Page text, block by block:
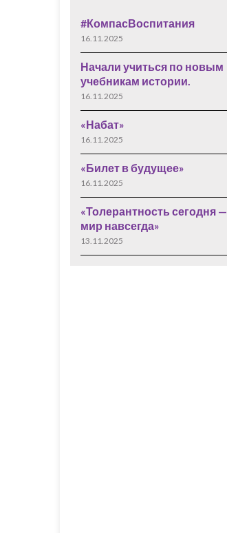
#КомпасВоспитания
16.11.2025
Начали учиться по новым
учебникам истории.
16.11.2025
«Набат»
16.11.2025
«Билет в будущее»
16.11.2025
«Толерантность сегодня —
мир навсегда»
13.11.2025